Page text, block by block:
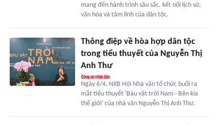
mang đến hành trình sâu sắc, kết nối lịch sử,
văn hóa và tâm linh của dân tộc.
Thông điệp về hòa hợp dân tộc
trong tiểu thuyết của Nguyễn Thị
Anh Thư
Ngày 6/4, NXB Hội Nhà văn tổ chức buổi ra
mắt tiểu thuyết 'Báu vật trời Nam - Bên kia
thế giới' của nhà văn Nguyễn Thị Anh Thư.